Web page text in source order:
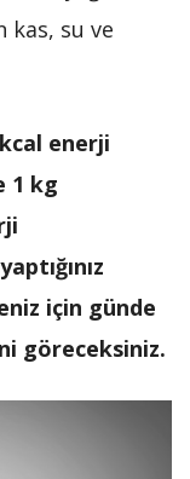
kas, su ve
enerji
1 kg
için günde
göreceksiniz.